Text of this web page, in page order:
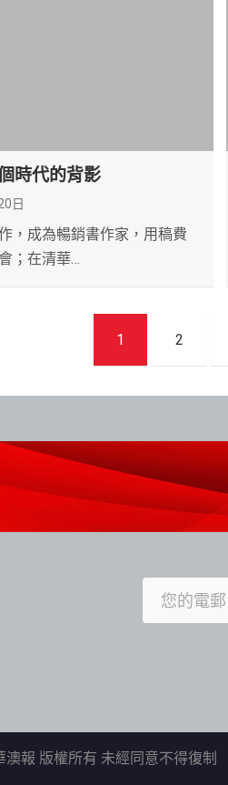
時代的背影
日
，成為暢銷書作家，用稿費
；在清華…
1 2
報 版權所有 未經同意不得復制